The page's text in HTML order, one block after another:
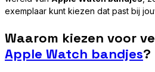
exemplaar kunt kiezen dat past bij
Waarom kiezen voor
Apple Watch bandjes?